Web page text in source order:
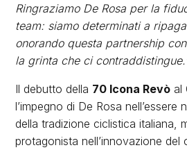
Ringraziamo De Rosa per la
team: siamo determinati a
onorando questa partnership
la grinta che ci
Il debutto della 70 Icona Revò al
l’impegno di De Rosa nell’essere
della tradizione ciclistica italiana,
protagonista nell’innovazione del